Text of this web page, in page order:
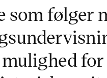
som følger